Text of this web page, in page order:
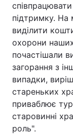
Техно і зв'язок
Зброя
Здоров'я
Цікавинки
Екологія
Лонгріди
підтримку. На
виділити
охорони
почастішали
загорання з
випадки,
стареньких
приваблює
старовинні
роль".